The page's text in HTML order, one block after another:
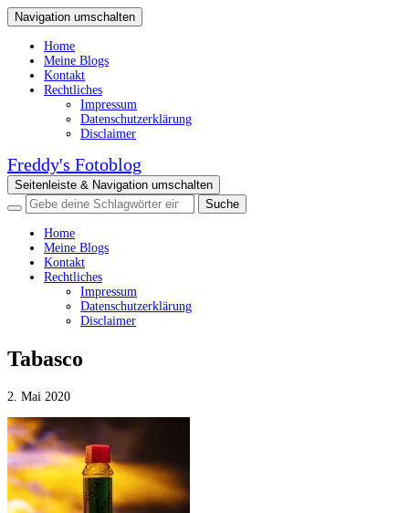
Navigation umschalten
Home
Meine Blogs
Kontakt
Rechtliches
Impressum
Datenschutzerklärung
Disclaimer
Freddy's Fotoblog
Seitenleiste & Navigation umschalten
Home
Meine Blogs
Kontakt
Rechtliches
Impressum
Datenschutzerklärung
Disclaimer
Tabasco
2. Mai 2020